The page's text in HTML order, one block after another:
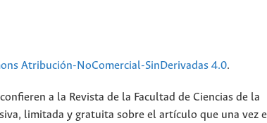
Atribución-NoComercial-SinDerivadas 4.0.
a la Revista de la Facultad de Ciencias de la
limitada y gratuita sobre el artículo que una vez